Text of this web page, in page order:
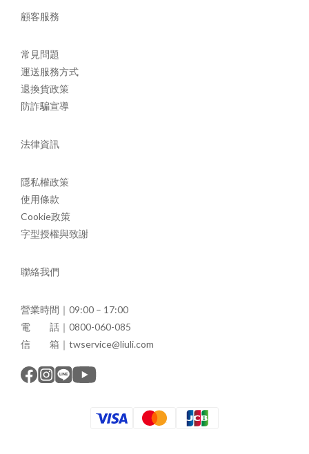
顧客服務
常見問題
運送服務方式
退換貨政策
防詐騙宣導
法律資訊
隱私權政策
使用條款
Cookie政策
字型授權與致謝
聯絡我們
營業時間｜09:00 – 17:00
電 話｜0800-060-085
信 箱｜twservice@liuli.com